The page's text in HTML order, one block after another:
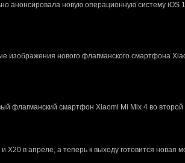
анонсировала новую операционную систему
изображения нового флагманского смартфона
флагманский смартфон Xiaomi Mi Mix 4 во второй
в апреле, а теперь к выходу готовится новая